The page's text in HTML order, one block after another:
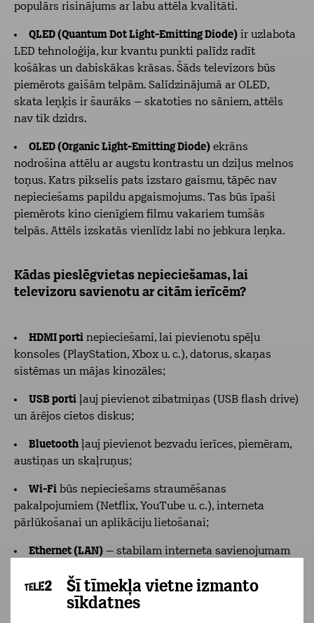
Šī tīmekļa vietne izmanto
sīkdatnes
populārs risinājums ar labu attēla kvalitāti.
QLED (Quantum Dot Light-Emitting Diode) ir uzlabota
LED tehnoloģija, kur kvantu punkti palīdz radīt
košākas un dabiskākas krāsas. Šāds televizors būs
piemērots gaišām telpām. Salīdzinājumā ar OLED,
skata leņķis ir šaurāks – skatoties no sāniem, attēls
nav tik dzidrs.
OLED (Organic Light-Emitting Diode) ekrāns
nodrošina attēlu ar augstu kontrastu un dziļus melnos
toņus. Katrs pikselis pats izstaro gaismu, tāpēc nav
nepieciešams papildu apgaismojums. Tas būs īpaši
piemērots kino cienīgiem filmu vakariem tumšās
telpās. Attēls izskatās vienlīdz labi no jebkura leņka.
Kādas pieslēgvietas nepieciešamas, lai
televizoru savienotu ar citām ierīcēm?
HDMI porti nepieciešami, lai pievienotu spēļu
konsoles (PlayStation, Xbox u. c.), datorus, skaņas
sistēmas un mājas kinozāles;
USB porti ļauj pievienot zibatmiņas (USB flash drive)
un ārējos cietos diskus;
Bluetooth ļauj pievienot bezvadu ierīces, piemēram,
austiņas un skaļruņus;
Wi-Fi būs nepieciešams straumēšanas
pakalpojumiem (Netflix, YouTube u. c.), interneta
pārlūkošanai un aplikāciju lietošanai;
Ethernet (LAN) – stabilam interneta savienojumam
Pirms iegādes pārliecinies, ka televizoram ir visi
nepieciešamie savienojumi atbilstoši Tavām